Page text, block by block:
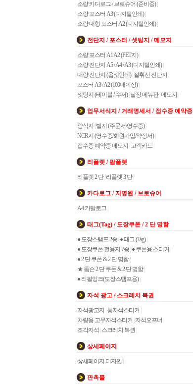
소량 카다로그 / 브로슈어 (준비중)|
소량 포스터 A3 (디지털인쇄)|
소량 대형 포스터 A2 (디지털인쇄)|
전단지 / 포스터 / 셋팅지 / 메모지
소량 포스터 A1 A2 (PET지)|
소량 전단지 A5 / A4 / A3 (디지털인쇄)|
대량 전단지 (옵셋인쇄)| 절취선 전단지
포스터 A3 / A2 (100매이상)|
셋팅지 (테이블 / 수저)| 낱장 메뉴판| 메모지
업무서식지 / 거래명세서 / 접수증 예약증
양식지 빌지 (주문서/영수증)|
NCR지 (영수증/회원가입/약정서)|
접수증 예약증 메모지
고객카드
리플렛 / 팜플렛
리플렛 2 단| 리플렛 3 단|
카다로그 / 지명원 / 브로슈어
A4 카탈로그
태그(Tag) / 도장쿠폰 / 2 단 명함
● 도장스탬프 2종 ● 태그 (Tag)|
● 도장쿠폰 전용지 7종 ● 쿠폰용 스티커
● 2 단 쿠폰 & 2 단 명함|
★ 톰슨 2 단 쿠폰 & 2 단 명함|
● 리필잉크(도장스탬프용)|
자석 광고 / 스크레치 복권
자석광고지 통자석스티커
차량용 고무자석스티커 자석오프너
조각자석 스크레치 복권
상세페이지
상세페이지 디자인
판촉물